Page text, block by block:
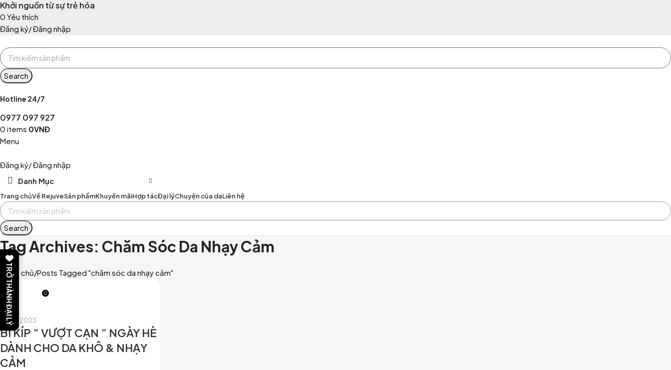
Khởi nguồn từ sự trẻ hóa
0 Yêu thích
Đăng ký/ Đăng nhập
Search
Hotline 24/7
0977 097 927
0 items 0VNĐ
Menu
Đăng ký/ Đăng nhập
Danh Mục
Trang chủVề RejuveSản phẩmKhuyến mãiHợp tácĐại lýChuyện của daLiên hệ
Search
Tag Archives: Chăm Sóc Da Nhạy Cảm
Trang chủ Posts Tagged "chăm sóc da nhạy cảm"
admin 0
Blog
12 Th6 2023
BÍ KÍP ” VƯỢT CẠN ” NGÀY HÈ
DÀNH CHO DA KHÔ & NHẠY
CẢM
TRỞ THÀNH ĐẠI LÝ